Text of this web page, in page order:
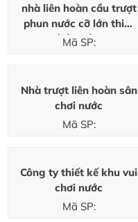
nhà liên hoàn cầu trượt
phun nước cỡ lớn thiết
kế lắp hồ bơi
Mã SP:
Nhà trượt liên hoàn sân
chơi nước
Mã SP:
Công ty thiết kế khu vui
chơi nước
Mã SP: